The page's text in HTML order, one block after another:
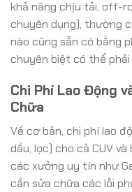
khả năng chịu tải, off-
chuyên dụng), thường
nào cũng sẵn có bằng
chuyên biệt có thể
Chi Phí Lao Động
Chữa
Về cơ bản, chi phí lao
dầu, lọc) cho cả CUV
các xưởng uy tín như
cần sửa chữa các lỗi